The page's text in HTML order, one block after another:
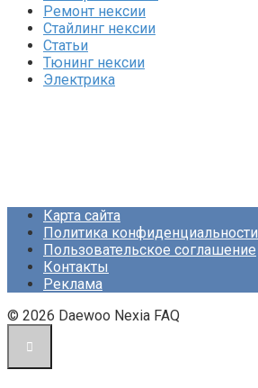
Ремонт нексии
Стайлинг нексии
Статьи
Тюнинг нексии
Электрика
Карта сайта
Политика конфиденциальности
Пользовательское соглашение
Контакты
Реклама
© 2026 Daewoo Nexia FAQ